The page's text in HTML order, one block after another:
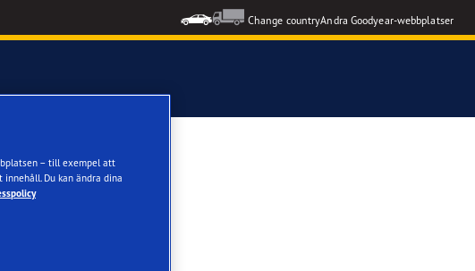
Change countryAndra Goodyear-webbplatser
– till exempel att
Du kan ändra dina